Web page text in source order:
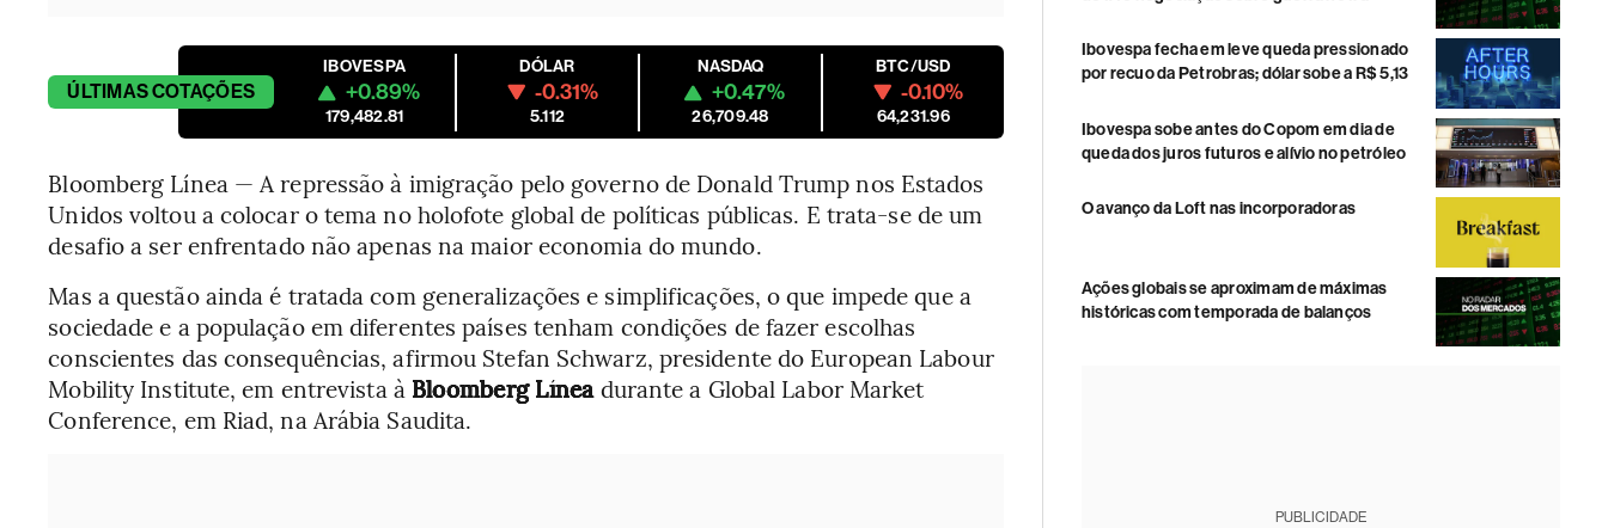
ÚLTIMASCOTAÇÕES
IBOVESPA
+0.89%
179,482.81
DÓLAR
-0.31%
5.112
NASDAQ
+0.47%
26,709.48
BTC/USD
-0.10%
64,231.96
Bloomberg Línea — A repressão à imigração pelo governo de Donald Trump nos Estados
Unidos voltou a colocar o tema no holofote global de políticas públicas. E trata-se de um
desafio a ser enfrentado não apenas na maior economia do mundo.
Mas a questão ainda é tratada com generalizações e simplificações, o que impede que a
sociedade e a população em diferentes países tenham condições de fazer escolhas
conscientes das consequências, afirmou Stefan Schwarz, presidente do European Labour
Mobility Institute, em entrevista à Bloomberg Líneadurante a Global Labor Market
Conference, em Riad, na Arábia Saudita.
Ibovespa fecha em leve queda pressionado
por recuo da Petrobras; dólar sobe a R$ 5,13
Ibovespa sobe antes do Copom em dia de
queda dos juros futuros e alívio no petróleo
O avanço da Loft nas incorporadoras
Ações globais se aproximam de máximas
históricas com temporada de balanços
PUBLICIDADE